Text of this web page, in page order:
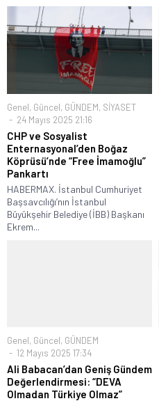
Genel, Güncel, GÜNDEM, SİYASET
24 Mayıs 2025 21:16
CHP ve Sosyalist
Enternasyonal’den Boğaz
Köprüsü’nde “Free İmamoğlu”
Pankartı
HABERMAX. İstanbul Cumhuriyet
Başsavcılığı’nın İstanbul
Büyükşehir Belediye (İBB) Başkanı
Ekrem...
Genel, Güncel, GÜNDEM
12 Mayıs 2025 17:34
Ali Babacan’dan Geniş Gündem
Değerlendirmesi: “DEVA
Olmadan Türkiye Olmaz”